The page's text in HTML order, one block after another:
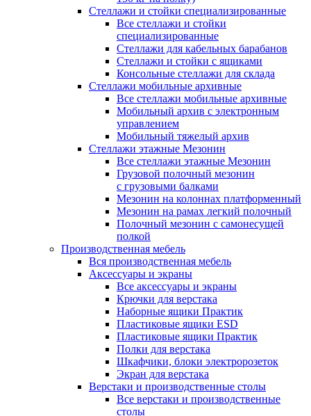
Стеллажи и стойки специализированные
Все стеллажи и стойки
специализированные
Стеллажи для кабельных барабанов
Стеллажи и стойки с ящиками
Консольные стеллажи для склада
Стеллажи мобильные архивные
Все стеллажи мобильные архивные
Мобильный архив с электронным
управлением
Мобильный тяжелый архив
Стеллажи этажные Мезонин
Все стеллажи этажные Мезонин
Грузовой полочный мезонин
с грузовыми балками
Мезонин на колоннах платформенный
Мезонин на рамах легкий полочный
Полочный мезонин с самонесущей
полкой
Производственная мебель
Вся производственная мебель
Аксессуары и экраны
Все аксессуары и экраны
Крючки для верстака
Наборные ящики Практик
Пластиковые ящики ESD
Пластиковые ящики Практик
Полки для верстака
Шкафчики, блоки электророзеток
Экран для верстака
Верстаки и производственные столы
Все верстаки и производственные
столы